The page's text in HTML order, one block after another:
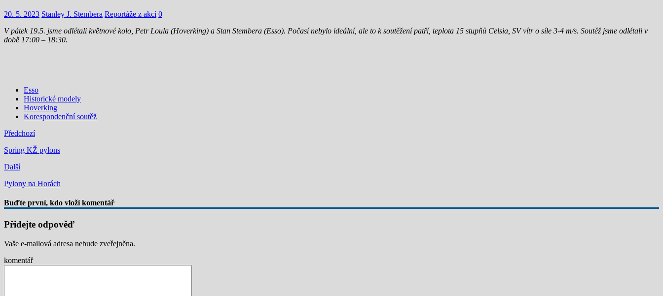
20. 5. 2023 Stanley J. Stembera Reportáže z akcí 0
V pátek 19.5. jsme odlétali květnové kolo, Petr Loula (Hoverking) a Stan Stembera (Esso). Počasí nebylo ideální, ale to k soutěžení patří, teplota 15 stupňů Celsia, SV vítr o síle 3-4 m/s. Soutěž jsme odlétali v
době 17:00 – 18:30.
Esso
Historické modely
Hoverking
Korespondenční soutěž
Předchozí
Spring KŽ pylons
Další
Pylony na Horách
Buďte první, kdo vloží komentář
Přidejte odpověď
Vaše e-mailová adresa nebude zveřejněna.
komentář